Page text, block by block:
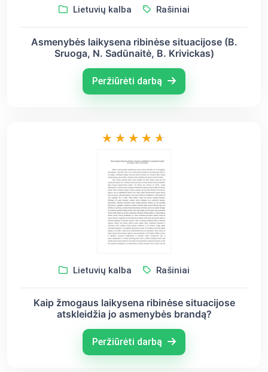
Lietuvių kalba Rašiniai
Asmenybės laikysena ribinėse situacijose (B.
Sruoga, N. Sadūnaitė, B. Krivickas)
Peržiūrėti darbą
Lietuvių kalba Rašiniai
Kaip žmogaus laikysena ribinėse situacijose
atskleidžia jo asmenybės brandą?
Peržiūrėti darbą